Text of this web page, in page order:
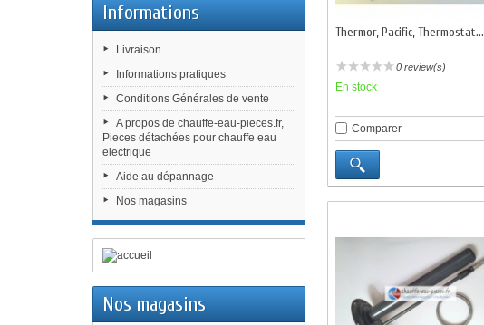
Informations
Livraison
Informations pratiques
Conditions Générales de vente
A propos de chauffe-eau-pieces.fr,
Pieces détachées pour chauffe eau
electrique
Aide au dépannage
Nos magasins
Nos magasins
Thermor, Pacific, Thermostat...
0 review(s)
En stock
Comparer